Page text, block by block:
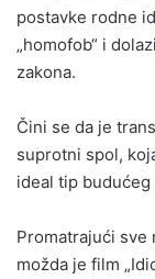
postavke rodne
„homofob“ i
zakona.
Čini se da je
suprotni spol,
ideal tip budućeg
Promatrajući sve
možda je film